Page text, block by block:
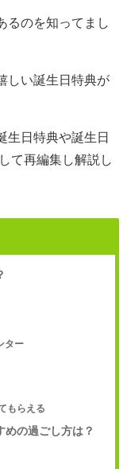
るのを知ってまし
しい誕生日特典が
生日特典や誕生日
て再編集し解説し
ター
もらえる
めの過ごし方は？